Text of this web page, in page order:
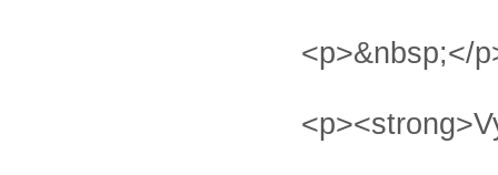
<p>&nbsp;</